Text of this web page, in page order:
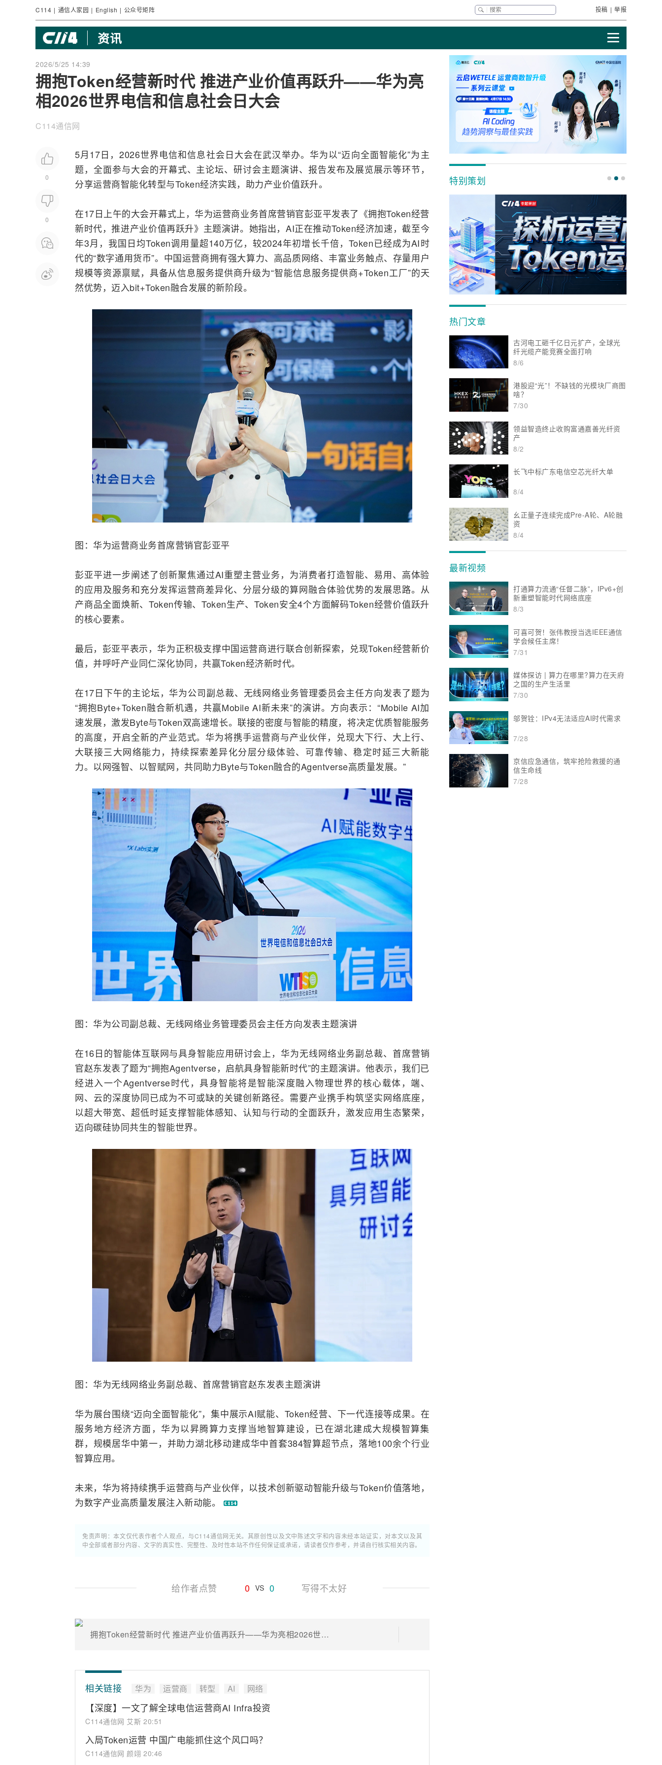
C114 | 通信人家园 | English | 公众号矩阵 投稿 | 举报
资讯
2026/5/25 14:39
拥抱Token经营新时代 推进产业价值再跃升——华为亮
相2026世界电信和信息社会日大会
C114通信网
0
0
5月17日，2026世界电信和信息社会日大会在武汉举办。 华为以“迈向全面智能化”为主
题，全面参与大会的开幕式、主论坛、研讨会主题演讲、报告发布及展览展示等环节，
分享运营商智能化转型与Token经济实践，助力产业价值跃升。
在17日上午的大会开幕式上，华为运营商业务首席营销官彭亚平发表了《拥抱Token经营
新时代，推进产业价值再跃升》主题演讲。她指出，AI正在推动Token经济加速，截至今
年3月，我国日均Token调用量超140万亿，较2024年初增长千倍，Token已经成为AI时
代的“数字通用货币”。中国运营商拥有强大算力、高品质网络、丰富业务触点、存量用户
规模等资源禀赋，具备从信息服务提供商升级为“智能信息服务提供商+Token工厂”的天
然优势，迈入bit+Token融合发展的新阶段。
图：华为运营商业务首席营销官彭亚平
彭亚平进一步阐述了创新聚焦通过AI重塑主营业务，为消费者打造智能、易用、高体验
的应用及服务和充分发挥运营商差异化、分层分级的算网融合体验优势的发展思路。从
产商品全面焕新、Token传输、Token生产、Token安全4个方面解码Token经营价值跃升
的核心要素。
最后，彭亚平表示，华为正积极支撑中国运营商进行联合创新探索，兑现Token经营新价
值，并呼吁产业同仁深化协同，共赢Token经济新时代。
在17日下午的主论坛，华为公司副总裁、无线网络业务管理委员会主任方向发表了题为
“拥抱Byte+Token融合新机遇，共赢Mobile AI新未来”的演讲。方向表示：“Mobile AI加
速发展，激发Byte与Token双高速增长。联接的密度与智能的精度，将决定优质智能服务
的高度，开启全新的产业范式。华为将携手运营商与产业伙伴，兑现大下行、大上行、
大联接三大网络能力，持续探索差异化分层分级体验、可靠传输、稳定时延三大新能
力。以网强智、以智赋网，共同助力Byte与Token融合的Agentverse高质量发展。”
图：华为公司副总裁、无线网络业务管理委员会主任方向发表主题演讲
在16日的智能体互联网与具身智能应用研讨会上，华为无线网络业务副总裁、首席营销
官赵东发表了题为“拥抱Agentverse，启航具身智能新时代”的主题演讲。他表示，我们已
经进入一个Agentverse时代，具身智能将是智能深度融入物理世界的核心载体，端、
网、云的深度协同已成为不可或缺的关键创新路径。需要产业携手构筑坚实网络底座，
以超大带宽、超低时延支撑智能体感知、认知与行动的全面跃升，激发应用生态繁荣，
迈向碳硅协同共生的智能世界。
图：华为无线网络业务副总裁、首席营销官赵东发表主题演讲
华为展台围绕“迈向全面智能化”，集中展示AI赋能、Token经营、下一代连接等成果。在
服务地方经济方面，华为以昇腾算力支撑当地智算建设，已在湖北建成大规模智算集
群，规模居华中第一，并助力湖北移动建成华中首套384智算超节点，落地100余个行业
智算应用。
未来，华为将持续携手运营商与产业伙伴，以技术创新驱动智能升级与Token价值落地，
为数字产业高质量发展注入新动能。
免责声明：本文仅代表作者个人观点，与C114通信网无关。其原创性以及文中陈述文字和内容未经本站证实，对本文以及其
中全部或者部分内容、文字的真实性、完整性、及时性本站不作任何保证或承诺，请读者仅作参考，并请自行核实相关内容。
给作者点赞 0 VS 0 写得不太好
拥抱Token经营新时代 推进产业价值再跃升——华为亮相2026世界电信和信息社会日大会
相关链接 华为 运营商 转型 AI 网络
【深度】一文了解全球电信运营商AI Infra投资
C114通信网 艾斯 20:51
入局Token运营 中国广电能抓住这个风口吗？
C114通信网 颜翊 20:46
特别策划
热门文章
古河电工砸千亿日元扩产，全球光
纤光缆产能竞赛全面打响
8/6
港股迎“光”！不缺钱的光模块厂商图
啥？
7/30
领益智造终止收购富通嘉善光纤资
产
8/2
长飞中标广东电信空芯光纤大单
8/4
幺正量子连续完成Pre-A轮、A轮融
资
8/4
最新视频
打通算力流通“任督二脉”，IPv6+创
新重塑智能时代网络底座
8/3
可喜可贺！张伟教授当选IEEE通信
学会候任主席！
7/31
媒体探访 | 算力在哪里?算力在天府
之国的生产生活里
7/30
邬贺铨：IPv4无法适应AI时代需求
7/28
京信应急通信，筑牢抢险救援的通
信生命线
7/28